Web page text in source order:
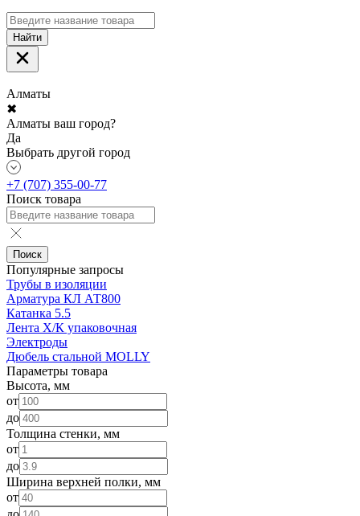
Найти
Алматы
✖
Алматы ваш город?
Да
Выбрать другой город
+7 (707) 355-00-77
Поиск товара
Поиск
Популярные запросы
Трубы в изоляции
Арматура КЛ АТ800
Катанка 5.5
Лента Х/К упаковочная
Электроды
Дюбель стальной MOLLY
Параметры товара
Высота, мм
от
до
Толщина стенки, мм
от
до
Ширина верхней полки, мм
от